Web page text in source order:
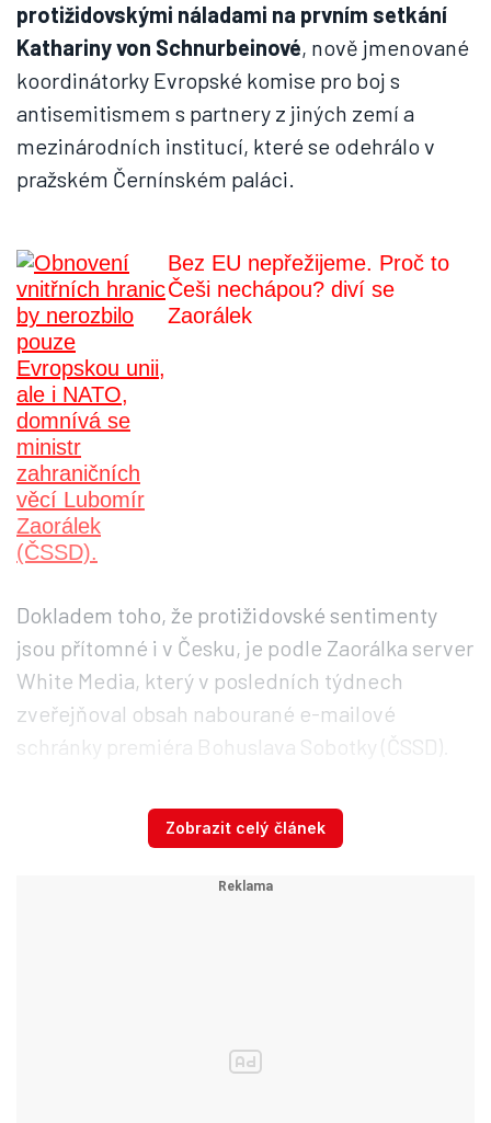
protižidovskými náladami na prvním setkání
Kathariny von Schnurbeinové, nově jmenované
koordinátorky Evropské komise pro boj s
antisemitismem s partnery z jiných zemí a
mezinárodních institucí, které se odehrálo v
pražském Černínském paláci.
Bez EU nepřežijeme. Proč to
Češi nechápou? diví se
Zaorálek
Dokladem toho, že protižidovské sentimenty
jsou přítomné i v Česku, je podle Zaorálka server
White Media, který v posledních týdnech
zveřejňoval obsah nabourané e-mailové
schránky premiéra Bohuslava Sobotky (ČSSD).
„Připadá mi hrozivé, že na tomto serveru jsou
seznamy lidí, kteří posílají děti do židovských
poznamenal Zaorálek. „Jsem rozhodnutý
Vztahová poradna v politice:
Zobrazit celý článek